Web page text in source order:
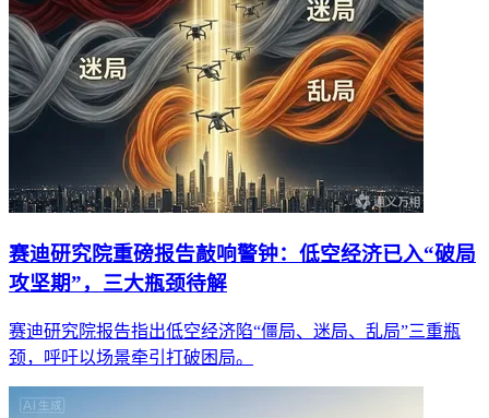
赛迪研究院重磅报告敲响警钟：低空经济已入“破局
攻坚期”，三大瓶颈待解
赛迪研究院报告指出低空经济陷“僵局、迷局、乱局”三重瓶
颈，呼吁以场景牵引打破困局。